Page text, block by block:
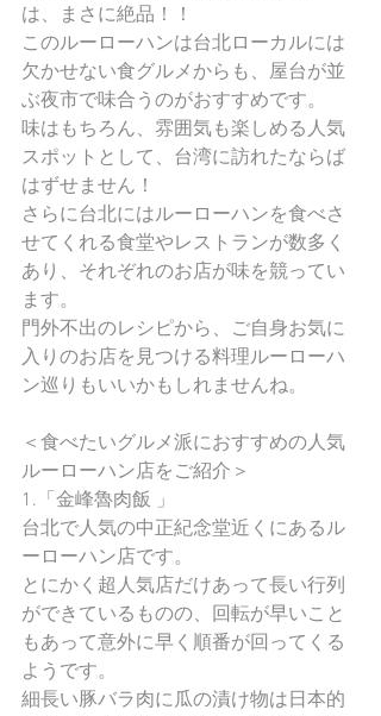
は、まさに絶品！！
このルーローハンは台北ローカルには
欠かせない食グルメからも、屋台が並
ぶ夜市で味合うのがおすすめです。
味はもちろん、雰囲気も楽しめる人気
スポットとして、台湾に訪れたならば
はずせません！
さらに台北にはルーローハンを食べさ
せてくれる食堂やレストランが数多く
あり、それぞれのお店が味を競ってい
ます。
門外不出のレシピから、ご自身お気に
入りのお店を見つける料理ルーローハ
ン巡りもいいかもしれませんね。
＜食べたいグルメ派におすすめの人気
ルーローハン店をご紹介＞
1.「金峰魯肉飯 」
台北で人気の中正紀念堂近くにあるル
ーローハン店です。
とにかく超人気店だけあって長い行列
ができているものの、回転が早いこと
もあって意外に早く順番が回ってくる
ようです。
細長い豚バラ肉に瓜の漬け物は日本的